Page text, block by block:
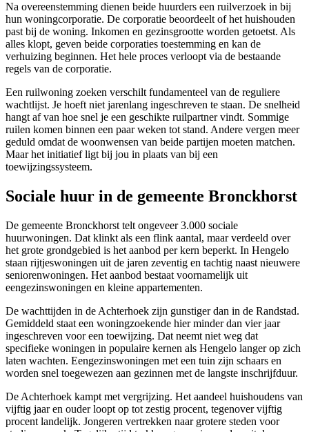
Na overeenstemming dienen beide huurders een ruilverzoek in bij
hun woningcorporatie. De corporatie beoordeelt of het huishouden
past bij de woning. Inkomen en gezinsgrootte worden getoetst. Als
alles klopt, geven beide corporaties toestemming en kan de
verhuizing beginnen. Het hele proces verloopt via de bestaande
regels van de corporatie.
Een ruilwoning zoeken verschilt fundamenteel van de reguliere
wachtlijst. Je hoeft niet jarenlang ingeschreven te staan. De snelheid
hangt af van hoe snel je een geschikte ruilpartner vindt. Sommige
ruilen komen binnen een paar weken tot stand. Andere vergen meer
geduld omdat de woonwensen van beide partijen moeten matchen.
Maar het initiatief ligt bij jou in plaats van bij een
toewijzingssysteem.
Sociale huur in de gemeente Bronckhorst
De gemeente Bronckhorst telt ongeveer 3.000 sociale
huurwoningen. Dat klinkt als een flink aantal, maar verdeeld over
het grote grondgebied is het aanbod per kern beperkt. In Hengelo
staan rijtjeswoningen uit de jaren zeventig en tachtig naast nieuwere
seniorenwoningen. Het aanbod bestaat voornamelijk uit
eengezinswoningen en kleine appartementen.
De wachttijden in de Achterhoek zijn gunstiger dan in de Randstad.
Gemiddeld staat een woningzoekende hier minder dan vier jaar
ingeschreven voor een toewijzing. Dat neemt niet weg dat
specifieke woningen in populaire kernen als Hengelo langer op zich
laten wachten. Eengezinswoningen met een tuin zijn schaars en
worden snel toegewezen aan gezinnen met de langste inschrijfduur.
De Achterhoek kampt met vergrijzing. Het aandeel huishoudens van
vijftig jaar en ouder loopt op tot zestig procent, tegenover vijftig
procent landelijk. Jongeren vertrekken naar grotere steden voor